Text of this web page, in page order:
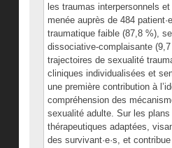
les traumas interpersonnels
menée auprès de 484
traumatique faible (87,8 %),
dissociative-complaisante
trajectoires de sexualité
cliniques individualisées et
une première contribution à
compréhension des
sexualité adulte. Sur les
thérapeutiques adaptées,
des survivant·e·s, et